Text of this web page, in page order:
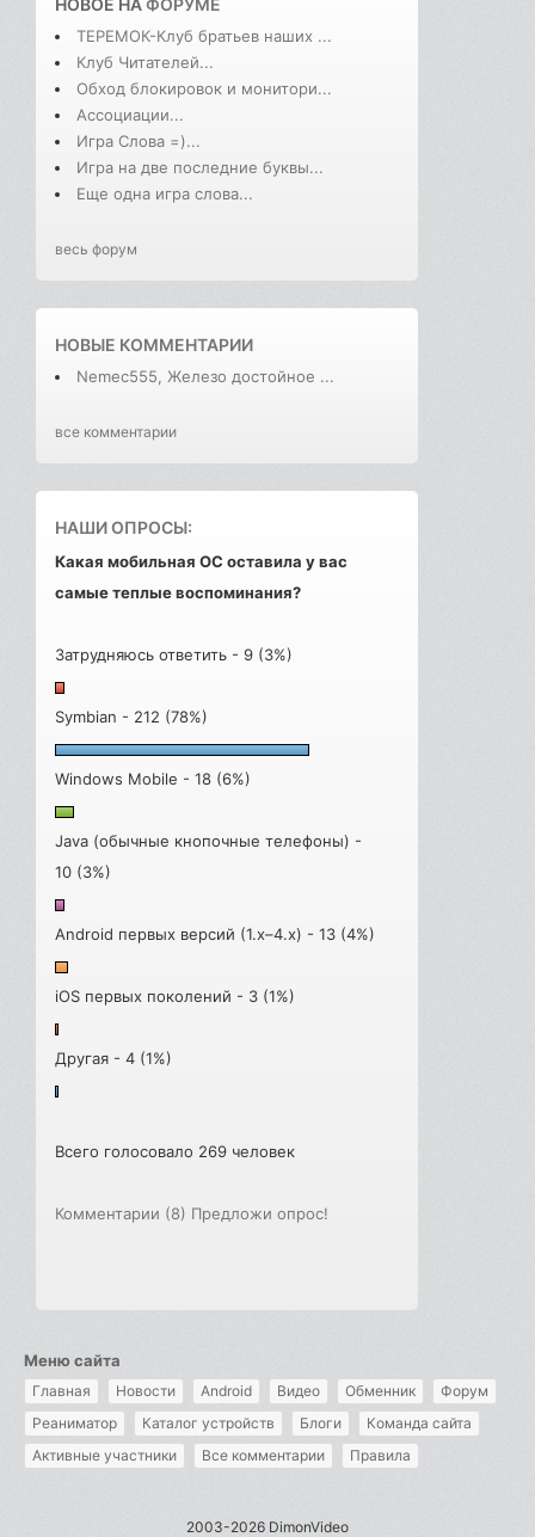
НОВОЕ НАФОРУМЕ
ТЕРЕМОК-Клуб братьев наших ...
Клуб Читателей...
Обход блокировок и монитори...
Ассоциации...
Игра Слова =)...
Игра на две последние буквы...
Еще одна игра слова...
весь форум
НОВЫЕ КОММЕНТАРИИ
Nemec555, Железо достойное ...
все комментарии
НАШИ ОПРОСЫ:
Какая мобильная ОС оставила у вас
самые теплые воспоминания?
Затрудняюсь ответить - 9 (3%)
Symbian - 212 (78%)
Windows Mobile - 18 (6%)
Java (обычные кнопочные телефоны) -
10 (3%)
Android первых версий (1.x–4.x) - 13 (4%)
iOS первых поколений - 3 (1%)
Другая - 4 (1%)
Всего голосовало 269 человек
Комментарии (8) Предложи опрос!
Меню сайта
Главная Новости Android Видео Обменник
Форум
Реаниматор
Каталог устройств Блоги
Команда сайта
Активные участники
Все комментарии Правила
2003-2026 DimonVideo